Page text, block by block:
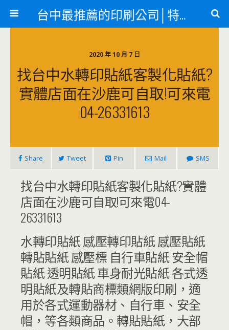
台中最推薦的印刷公司│特殊印刷各類轉印
2020 年 10 月 7 日
找台中水轉印貼紙客製化貼紙?
實體店面在沙鹿可自取!可來電
04-26331613
Share Tweet Pin Mail SMS
找台中水轉印貼紙客製化貼紙?實體
店面在沙鹿可自取!可來電04-
26331613
水轉印貼紙 感壓轉印貼紙 感壓貼紙
轉貼貼紙 感壓標 自行車貼紙 安全帽
貼紙 透明貼紙 車身耐光貼紙 各式透
明貼紙及轉貼商標類網版印刷，適
用於各式運動器材、自行車、安全
帽，等各類商品。轉貼貼紙，大部